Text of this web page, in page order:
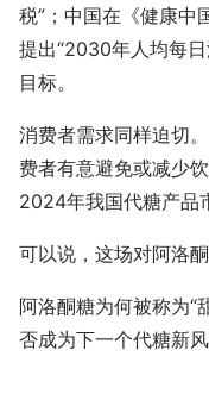
税”；中国在《健康
提出“2030年人均每
目标。
消费者需求同样迫切
费者有意避免或减少
2024年我国代糖产品
可以说，这场对阿洛
阿洛酮糖为何被称为“
否成为下一个代糖新